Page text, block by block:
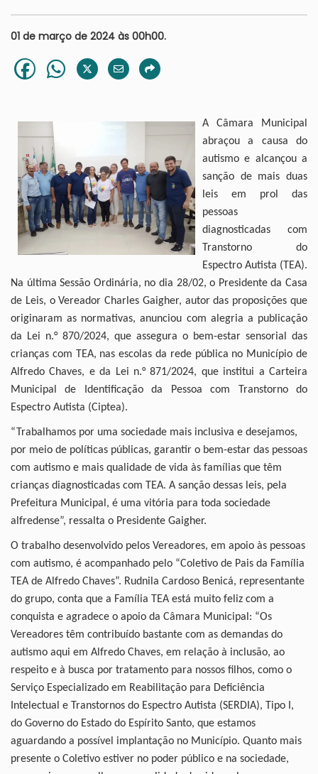
01 de março de 2024 às 00h00.
A Câmara Municipal
abraçou a causa do
autismo e alcançou a
sanção de mais duas
leis em prol das
pessoas
diagnosticadas com
Transtorno do
Espectro Autista (TEA).
Na última Sessão Ordinária, no dia 28/02, o Presidente da Casa
de Leis, o Vereador Charles Gaigher, autor das proposições que
originaram as normativas, anunciou com alegria a publicação
da Lei n.° 870/2024, que assegura o bem-estar sensorial das
crianças com TEA, nas escolas da rede pública no Município de
Alfredo Chaves, e da Lei n.° 871/2024, que institui a Carteira
Municipal de Identificação da Pessoa com Transtorno do
Espectro Autista (Ciptea).
“Trabalhamos por uma sociedade mais inclusiva e desejamos,
por meio de políticas públicas, garantir o bem-estar das pessoas
com autismo e mais qualidade de vida às famílias que têm
crianças diagnosticadas com TEA. A sanção dessas leis, pela
Prefeitura Municipal, é uma vitória para toda sociedade
alfredense”, ressalta o Presidente Gaigher.
O trabalho desenvolvido pelos Vereadores, em apoio às pessoas
com autismo, é acompanhado pelo “Coletivo de Pais da Família
TEA de Alfredo Chaves”. Rudnila Cardoso Benicá, representante
do grupo, conta que a Família TEA está muito feliz com a
conquista e agradece o apoio da Câmara Municipal: “Os
Vereadores têm contribuído bastante com as demandas do
autismo aqui em Alfredo Chaves, em relação à inclusão, ao
respeito e à busca por tratamento para nossos filhos, como o
Serviço Especializado em Reabilitação para Deficiência
Intelectual e Transtornos do Espectro Autista (SERDIA), Tipo I,
do Governo do Estado do Espírito Santo, que estamos
aguardando a possível implantação no Município. Quanto mais
presente o Coletivo estiver no poder público e na sociedade,